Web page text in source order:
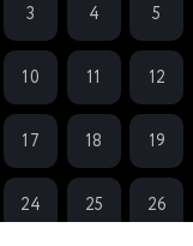
3 4 5
10 11 12
17 18 19
24 25 26